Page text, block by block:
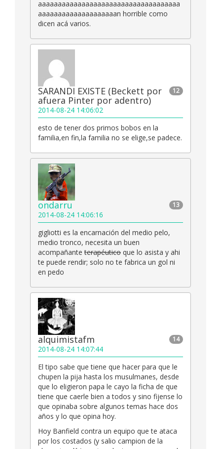
aaaaaaaaaaaaaaaaaaaaaaaaaaaaaaaaaaaa
aaaaaaaaaaaaaaaaaaaan horrible como
dicen acá varios.
12
SARANDI EXISTE (Beckett por
afuera Pinter por adentro)
2014-08-24 14:06:02
esto de tener dos primos bobos en la
familia,en fin,la familia no se elige,se padece.
13
ondarru
2014-08-24 14:06:16
gigliotti es la encarnación del medio pelo,
medio tronco, necesita un buen
acompañanteterapéutico que lo asista y ahi
te puede rendir; solo no te fabrica un gol ni
en pedo
14
alquimistafm
2014-08-24 14:07:44
El tipo sabe que tiene que hacer para que le
chupen la pija hasta los musulmanes, desde
que lo eligieron papa le cayo la ficha de que
tiene que caerle bien a todos y sino fijense lo
que opinaba sobre algunos temas hace dos
años y lo que opina hoy.
Hoy Banfield contra un equipo que te ataca
por los costados (y salio campion de la